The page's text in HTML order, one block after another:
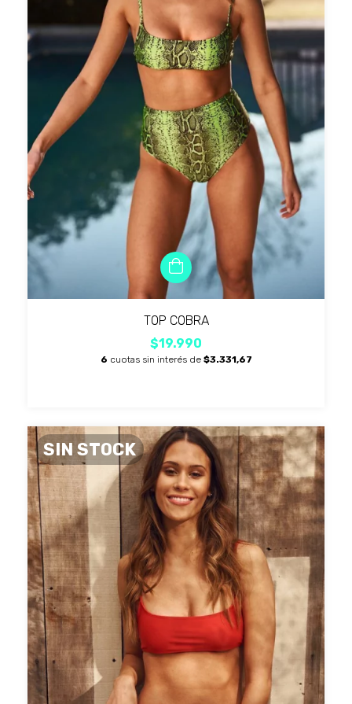
TOP COBRA
$19.990
6 cuotas sin interés de $3.331,67
SIN STOCK